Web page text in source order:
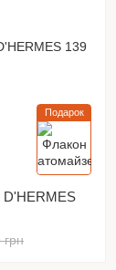
Подарок
D'HERMES
грн